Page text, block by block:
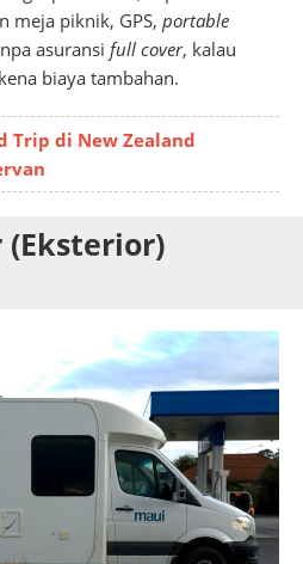
meja piknik, GPS, portable
asuransi full cover, kalau
biaya tambahan.
Trip di New Zealand
(Eksterior)